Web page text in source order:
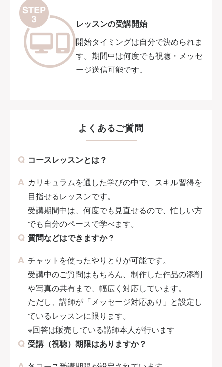
レッスンの受講開始
開始タイミングは自分で決められま
す。期間中は何度でも視聴・メッセ
ージ送信可能です。
よくあるご質問
コースレッスンとは？
カリキュラムを通した学びの中で、スキル習得を
目指せるレッスンです。
受講期間中は、何度でも見直せるので、忙しい方
でも自分のペースで学べます。
質問などはできますか？
チャットを使ったやりとりが可能です。
受講中のご質問はもちろん、制作した作品の添削
や写真の共有まで、幅広く対応しています。
ただし、講師が「メッセージ対応あり」と設定し
ているレッスンに限ります。
※回答は販売している講師本人が行います
受講（視聴）期限はありますか？